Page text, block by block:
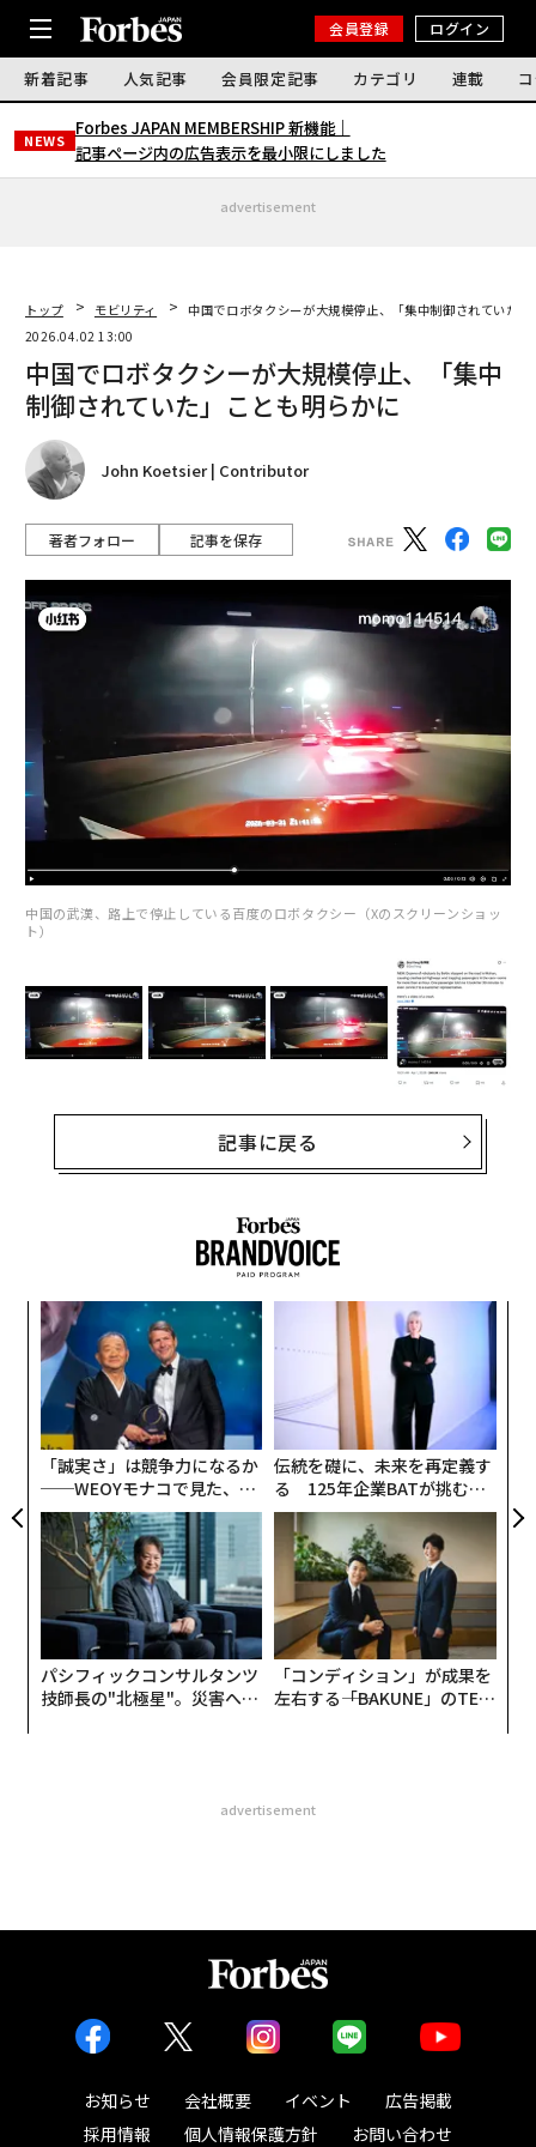
会員登録 ログイン
新着記事 人気記事 会員限定記事 カテゴリ 連載
NEWS
Forbes JAPAN MEMBERSHIP 新機能｜
記事ページ内の広告表示を最小限にしました
advertisement
トップ モビリティ
中国でロボタクシーが大規模停止、「集中制御されていた
2026.04.02 13:00
中国でロボタクシーが大規模停止、「集中
制御されていた」ことも明らかに
John Koetsier | Contributor
著者フォロー 記事を保存
中国の武漢、路上で停止している百度のロボタクシー（Xのスクリーンショッ
ト）
記事に戻る
「誠実さ」は競争力になるか
──WEOYモナコで見た、く
ら寿司の経営哲学
伝統を礎に、未来を再定義す
る 125年企業BATが挑むス
モークレスな未来
パシフィックコンサルタンツ
技師長の"北極星"。災害への
「コンディション」が成果を
左右する――「BAKUNE」のTEN
advertisement
お知らせ 会社概要 イベント
広告掲載
採用情報
個人情報保護方針 お問い合わせ